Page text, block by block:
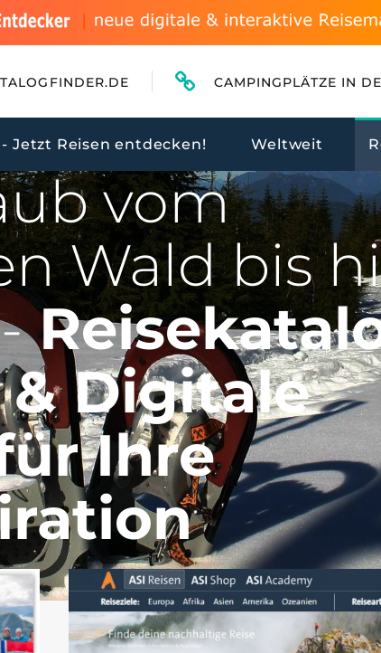
CAMPINGPLÄTZE IN
Jetzt Reisen entdecken! Weltweit
DIE WELT ENTDECKEN
vom
Wald bis
Digitale
Ihre